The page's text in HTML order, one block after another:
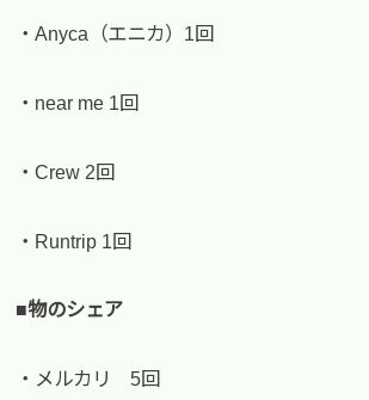
・Anyca（エニカ）1回
・near me 1回
・Crew 2回
・Runtrip 1回
■物のシェア
・メルカリ 5回